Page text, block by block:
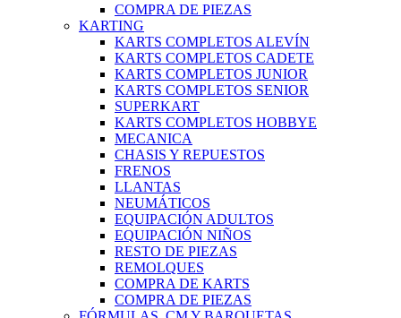
COMPRA DE PIEZAS
KARTING
KARTS COMPLETOS ALEVÍN
KARTS COMPLETOS CADETE
KARTS COMPLETOS JUNIOR
KARTS COMPLETOS SENIOR
SUPERKART
KARTS COMPLETOS HOBBYE
MECANICA
CHASIS Y REPUESTOS
FRENOS
LLANTAS
NEUMÁTICOS
EQUIPACIÓN ADULTOS
EQUIPACIÓN NIÑOS
RESTO DE PIEZAS
REMOLQUES
COMPRA DE KARTS
COMPRA DE PIEZAS